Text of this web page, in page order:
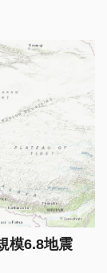
模6.8地震